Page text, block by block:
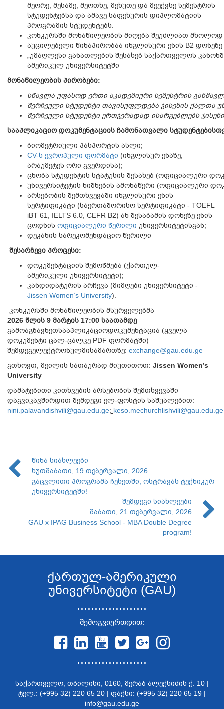
მეორე, მესამე, მეოთხე, მეხუთე და მეექვსე სემესტრის
სტუდენტებსა და ამავე საფეხურის დიპლომატიის
პროგრამის სტუდენტებს.
კონკურსში მონაწილეობის მიღება შეუძლიათ
აუცილებელი წინაპირობაა ინგლისური ენის B2
„უმაღლესი განათლების შესახებ საქართველოს
ამერიკულ უნივერსიტეტში
მონაწილეობის პირობები:
სწავლა უფასოდ ერთი აკადემიური სემესტრის
შერჩეული სტუდენტი თავისუფლდება ჯისენის ქალთა
შერჩეული სტუდენტი ერთჯერადად ისარგებლებს
სააპლიკაციო დოკუმენტაციის ჩამონათვალი
ბიომეტრიული პასპორტის ასლი;
CV-ს ევროპული ფორმატი (ინგლისურ ენაზე,
არაუმეტეს ორი გვერდისა);
ცნობა სტუდენტის სტატუსის შესახებ (ოფიციალური
უნივერსიტეტის ნიშნების ამონაწერი (ოფიციალური
არსებობის შემთხვევაში ინგლისური ენის
სერტიფიკატი (საერთაშორისო სერტიფიკატი - TOEFL
iBT 61, IELTS 6.0, CEFR B2) ან შესაბამის დონეზე ენის
ცოდნის ოფიციალური წერილი უნივერსიტეტისგან;
დეკანის სარეკომენდაციო წერილი
შესარჩევი პროცესი:
დოკუმენტაციის შემოწმება (ქართულ-
ამერიკული უნივერსიტეტი);
კანდიდატურის არჩევა (მიმღები უნივერსიტეტი -
Jissen Women’s University).
კონკურსში მონაწილეობის მსურველებმა
2026 წლის 9 მარტის 17:00 საათამდე
გამოაგზავნეთსააპლიკაციოდოკუმენტაცია (ყველა
დოკუმენტი ცალ-ცალკე PDF ფორმატში)
შემდეგელექტრონულმისამართზე: exchange@gau.edu.ge
გთხოვთ, მეილის სათაურად მიუთითოთ: Jissen Women’s
University
დამატებითი კითხვების არსებობის შემთხვევაში
დაგვიკავშირდით შემდეგი ელ-ფოსტის საშუალებით:
nini.palavandishvili@gau.edu.ge; keso.mechurchlishvili@gau.edu.ge
წინა სიახლეები
ხუთშაბათი, 19 თებერვალი, 2026
გაცვლითი პროგრამა ჩეხეთში, ოსტრავას ტექნიკურ
უნივერსიტეტში!
შემდეგი სიახლეები
შაბათი, 21 თებერვალი, 2026
GAU x IPAG Business School - MBA Double Degree
program!
ქართულ-ამერიკული
უნივერსიტეტი (GAU)
....................
შემოგვიერთდით:
....................
საქართველო, თბილისი, 0160, მერაბ ალექსიძის ქ. 10 |
ტელ.: (+995 32) 220 65 20 | ფაქსი: (+995 32) 220 65 19 |
info@gau.edu.ge